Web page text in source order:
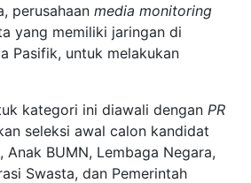
perusahaan media monitoring
yang memiliki jaringan di
Pasifik, untuk melakukan
kategori ini diawali dengan PR
seleksi awal calon kandidat
BUMN, Lembaga Negara,
Swasta, dan Pemerintah